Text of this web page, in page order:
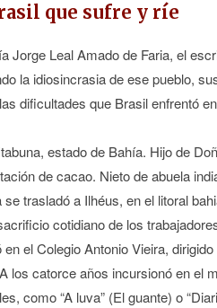
que sufre y ríe
Jorge Leal Amado de Faria, el
la idiosincrasia de ese pueblo,
dificultades que Brasil enfrentó
estado de Bahía. Hijo de
de cacao. Nieto de abuela
trasladó a Ilhéus, en el litoral
cotidiano de los
el Colegio Antonio Vieira,
los catorce años incursionó en el
como “A luva” (El guante) o